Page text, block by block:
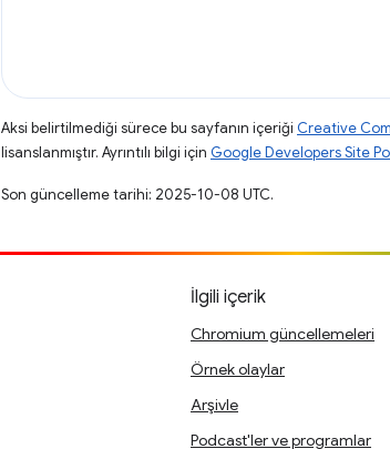
Aksi belirtilmediği sürece bu sayfanın içeriği Creative
lisanslanmıştır. Ayrıntılı bilgi için Google Developers Site
Son güncelleme tarihi: 2025-10-08 UTC.
İlgili içerik
Chromium güncellemeleri
Örnek olaylar
Arşivle
Podcast'ler ve programlar